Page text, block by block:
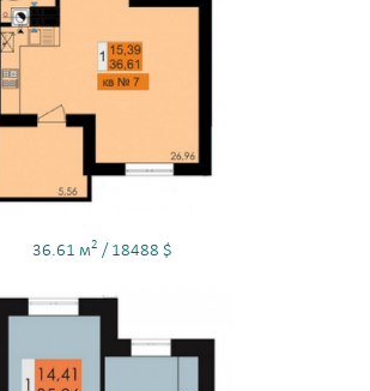
36.61 м2 / 18488 $